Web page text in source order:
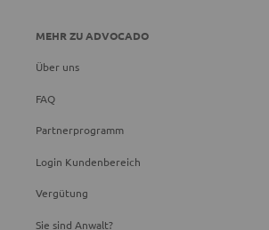
MEHR ZU ADVOCADO
Über uns
FAQ
Partnerprogramm
Login Kundenbereich
Vergütung
Sie sind Anwalt?